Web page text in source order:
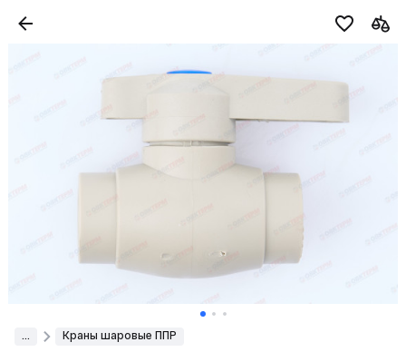
Краны шаровые ППР